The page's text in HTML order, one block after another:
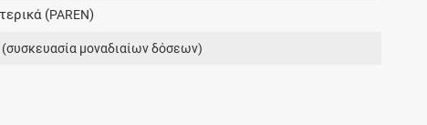
πορείας του Galinos.gr από το 2011 μέχρι
(PAREN)
(συσκευασία μοναδιαίων δόσεων)